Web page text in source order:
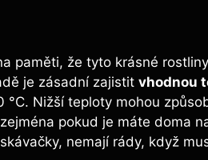
paměti, že tyto krásné
je zásadní zajistit vhodnou
°C. Nižší teploty mohou
pokud je máte doma
nemají rády, když